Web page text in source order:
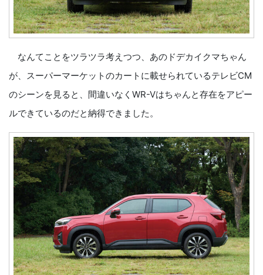
なんてことをツラツラ考えつつ、あのドデカイクマちゃん
が、スーパーマーケットのカートに載せられているテレビCM
のシーンを見ると、間違いなくWR-Vはちゃんと存在をアピー
ルできているのだと納得できました。